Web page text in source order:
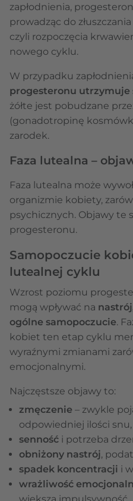
zapłodnienia,
prowadząc do
czyli rozpoczęcia
nowego cyklu.
W przypadku
progesteronu utrzymuje
żółte jest pobudzane
(gonadotropinę
zarodek.
Faza lutealna –
Faza lutealna może
organizmie kobiety,
psychicznych. Objawy te
progesteronu.
Samopoczucie
lutealnej cyklu
Wzrost poziomu
mogą wpływać na
ogólne samopoczucie.
kobiet ten etap cyklu
wyraźnymi zmianami
emocjonalnymi.
Najczęstsze objawy to:
zmęczenie – zwykle
odpowiedniej ilości snu,
senność i potrzeba
obniżony nastrój,
spadek koncentracji i
wrażliwość